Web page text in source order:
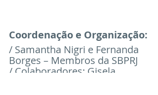
Coordenação e Organização:
/ Samantha Nigri e Fernanda
Borges – Membros da SBPRJ
/ Colaboradores: Gisela